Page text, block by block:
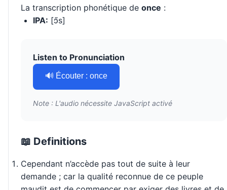
La transcription phonétique de once :
IPA: [ɔ̃s]
Listen to Pronunciation
🔊 Écouter : once
Note : L'audio nécessite JavaScript activé
📖 Definitions
Cependant n’accède pas tout de suite à leur
demande ; car la qualité reconnue de ce peuple